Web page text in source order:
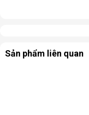
Sản phẩm liên quan